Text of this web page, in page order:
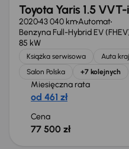
Toyota Yaris 1.5
202043 040 kmAutomat
Benzyna Full-Hybrid EV
85 kW
Książka serwisowa Auta
Salon Polska
+7 kolejnych
Miesięczna rata
od 461 zł
Cena
77 500 zł